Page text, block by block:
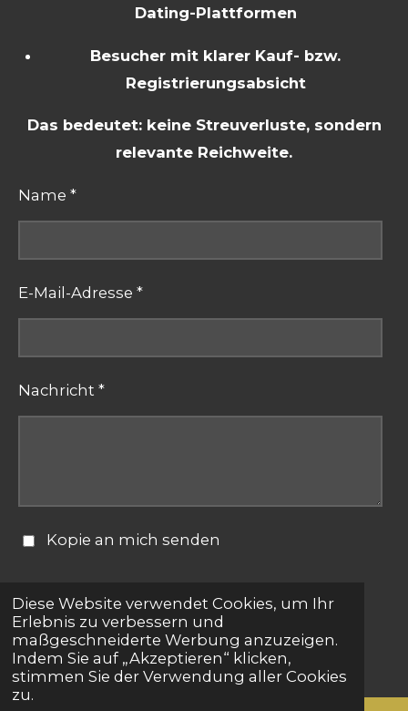
Diese Website verwendet Cookies, um Ihr
Erlebnis zu verbessern und
maßgeschneiderte Werbung anzuzeigen.
Indem Sie auf „Akzeptieren“ klicken,
stimmen Sie der Verwendung aller Cookies
zu.
Dating-Plattformen
Besucher mit klarer Kauf- bzw.
Registrierungsabsicht
Das bedeutet: keine Streuverluste, sondern
relevante Reichweite.
Name *
E-Mail-Adresse *
Nachricht *
Kopie an mich senden
Formular absenden
© 2025 - 2026 bestepartnersuche.net